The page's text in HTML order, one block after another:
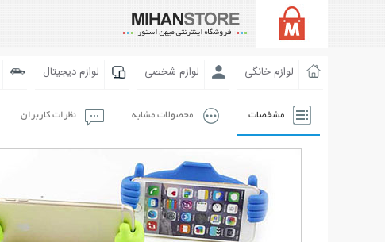
لوازم خانگی لوازم شخصی لوازم دیجیتال
مشخصات محصولات مشابه نظرات کاربران